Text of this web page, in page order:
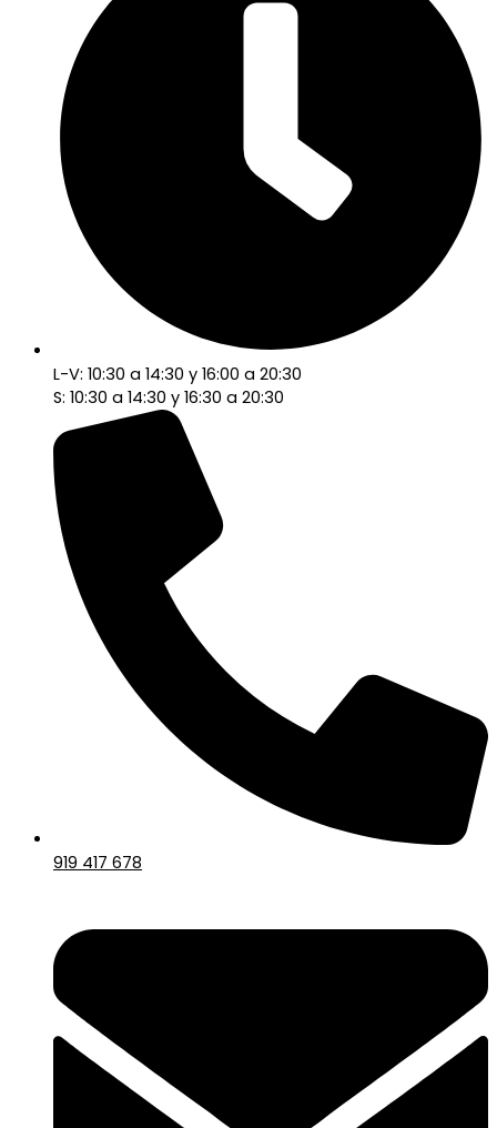
L-V: 10:30 a 14:30 y 16:00 a 20:30
S: 10:30 a 14:30 y 16:30 a 20:30
919 417 678